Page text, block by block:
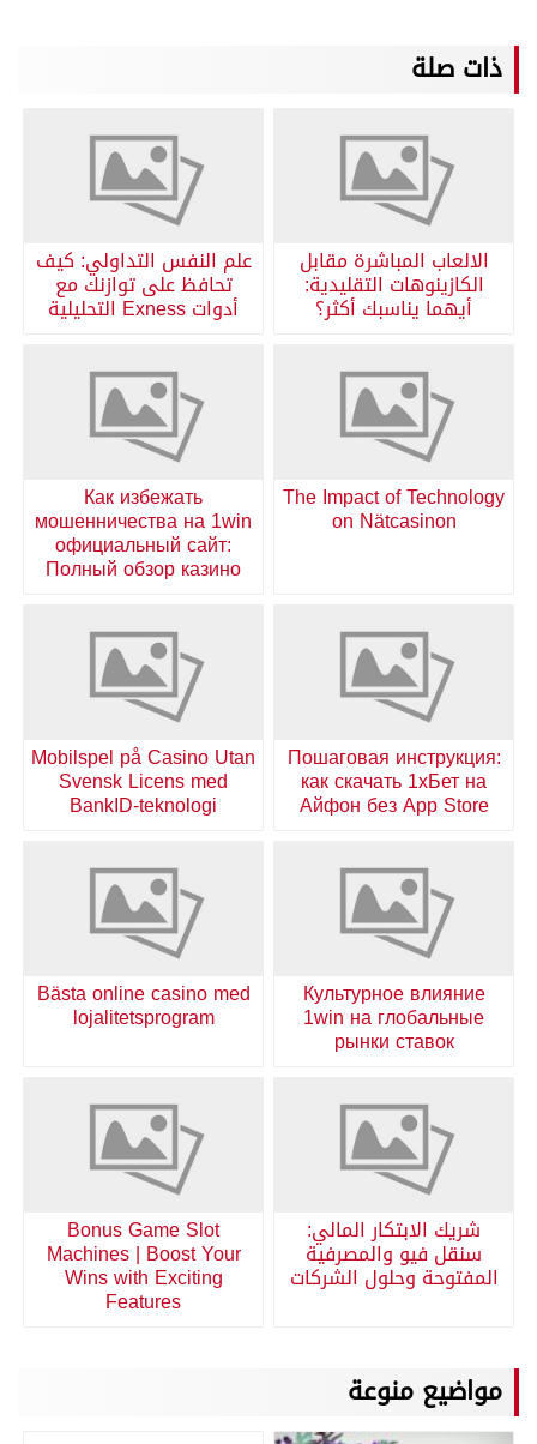
ذات صلة
الالعاب المباشرة مقابل
الكازينوهات التقليدية:
أيهما يناسبك أكثر؟
علم النفس التداولي: كيف
تحافظ على توازنك مع
أدوات Exness التحليلية
The Impact of Technology
on Nätcasinon
Как избежать
мошенничества на 1win
официальный сайт:
Полный обзор казино
Пошаговая инструкция:
как скачать 1хБет на
Айфон без App Store
Mobilspel på Casino Utan
Svensk Licens med
BankID-teknologi
Культурное влияние
1win на глобальные
рынки ставок
Bästa online casino med
lojalitetsprogram
شريك الابتكار المالي:
سنقل فيو والمصرفية
المفتوحة وحلول الشركات
Bonus Game Slot
Machines | Boost Your
Wins with Exciting
Features
مواضيع منوعة